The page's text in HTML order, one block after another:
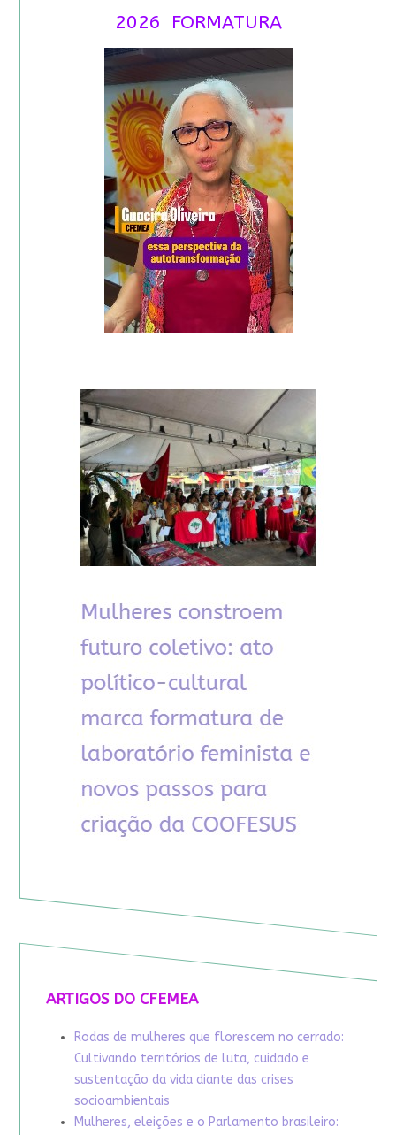
2026 FORMATURA
ARTIGOS DO CFEMEA
Rodas de mulheres que florescem no cerrado:
Cultivando territórios de luta, cuidado e
sustentação da vida diante das crises
socioambientais
Mulheres, eleições e o Parlamento brasileiro: